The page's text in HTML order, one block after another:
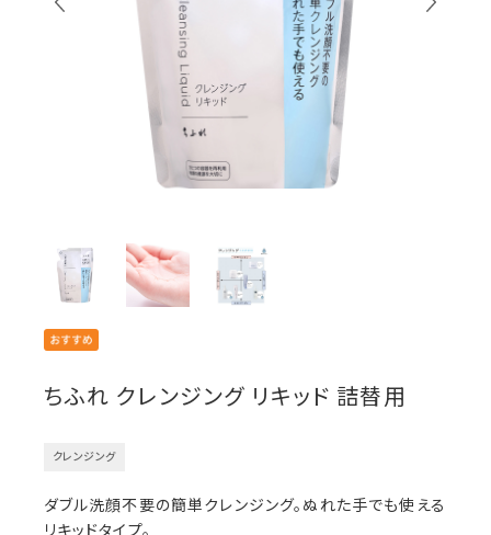
ちふれ クレンジング リキッド 詰替用
クレンジング
ダブル洗顔不要の簡単クレンジング。ぬれた手でも使える
リキッドタイプ。